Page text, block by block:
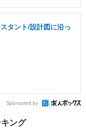
タント/設計図に沿っ
Sponsored by
ング